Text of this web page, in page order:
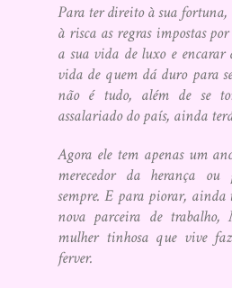
Para ter direito à sua fortuna,
à risca as regras impostas
a sua vida de luxo e
vida de quem dá duro para
não é tudo, além de se
assalariado do país, ainda
Agora ele tem apenas um
merecedor da herança ou
sempre. E para piorar, ainda
nova parceira de
mulher tinhosa que vive
ferver.